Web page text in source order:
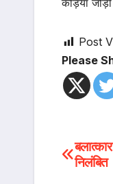
कड़ियां
Post
Please
Post
निलंबित